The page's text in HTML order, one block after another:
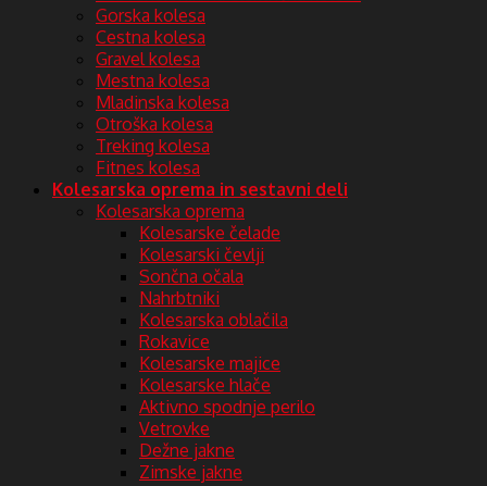
Gorska kolesa
Cestna kolesa
Gravel kolesa
Mestna kolesa
Mladinska kolesa
Otroška kolesa
Treking kolesa
Fitnes kolesa
Kolesarska oprema in sestavni deli
Kolesarska oprema
Kolesarske čelade
Kolesarski čevlji
Sončna očala
Nahrbtniki
Kolesarska oblačila
Rokavice
Kolesarske majice
Kolesarske hlače
Aktivno spodnje perilo
Vetrovke
Dežne jakne
Zimske jakne